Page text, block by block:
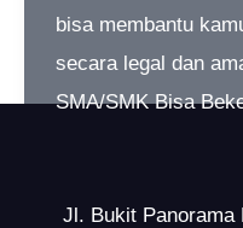
bisa membantu
secara legal dan
SMA/SMK Bisa
Jl. Bukit Panorama